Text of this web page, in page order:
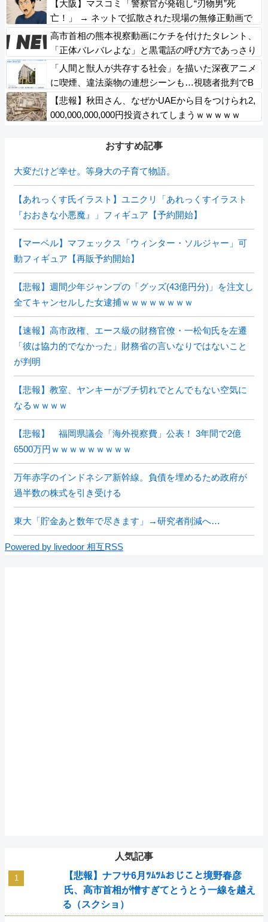
【大阪】マスコミ「警察官が発砲し“刃物男”死
亡！」 → ネットで拡散された現場の無修正動画で
衝撃の真相が発覚 → ………
高市首相の熊本視察動画にケチを付けたタレント、
「正体バレバレよな」と黒電話の呼び方であっさり
と……
「人間と獣人が共存する社会」を描いた深夜アニメ
に喫煙、違法薬物の連想シーンも…視聴者批判でB
PO議論
【悲報】秋田さん、なぜかUAEから目をつけられ2,
000,000,000,000円投資されてしまうｗｗｗｗｗ
おすすめ記事
大変だけど幸せ。等身大の子育て物語。
【あれっくす氏イラスト】ユニクリ「あれっくすイラスト
『おおきな小悪魔』」フィギュア【予約開始】
【マーベル】マフェックス「ウィンター・ソルジャー」可
動フィギュア【再販予約開始】
【悲報】週間少年ジャンプの「グッズ(43億円分)」を注文し
全てキャンセルした女逮捕ｗｗｗｗｗｗｗｗ
【速報】高市政権、エース級の財務官僚・一松旬氏を左遷
「彼は協力的でなかった」財務省の言いなりではないこと
が判明
【悲報】教室、ヤンキーがブチ切れでとんでもない空気に
なるｗｗｗｗ
【悲報】 福岡県議会「海外視察費」公表！ 3年間で2億
6500万円ｗｗｗｗｗｗｗｗｗ
万年赤字のインドネシア新幹線。負債を埋めるため政府が
過半数の株式を引き受ける
東大「貯金あと数年で尽きます」→研究者削減へ…
Powered by livedoor 相互RSS
人気記事
【悲報】ナフサ6月ﾂﾑﾂﾑおじこと境野春彦
氏、高市首相が憎すぎてとうとう一線を越え
る（スクショ）